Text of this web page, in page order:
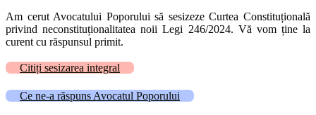
Am cerut Avocatului Poporului să sesizeze Curtea Constituțională
privind neconstituționalitatea noii Legi 246/2024. Vă vom ține la
curent cu răspunsul primit.
Citiți sesizarea integral
Ce ne-a răspuns Avocatul Poporului